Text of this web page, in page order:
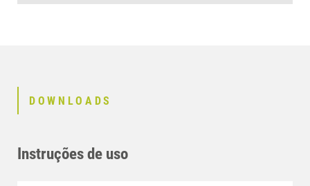
DOWNLOADS
Instruções de uso